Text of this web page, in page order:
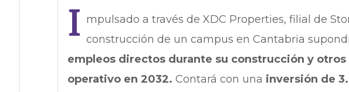
I mpulsado a través de XDC Properties, filial de
construcción de un campus en Cantabria
empleos directos durante su construcción y otros
operativo en 2032. Contará con una inversión de